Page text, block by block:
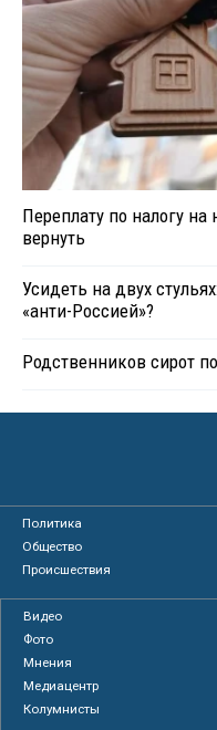
Переплату по налогу
вернуть
Усидеть на двух
«анти-Россией»?
Родственников сирот
Политика
Общество
Происшествия
Видео
Фото
Мнения
Медиацентр
Колумнисты